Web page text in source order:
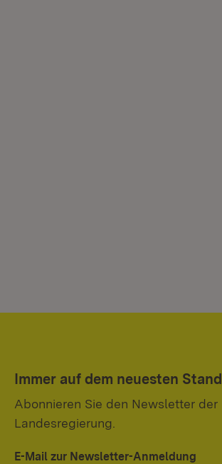
Immer auf dem neuesten Stand
Abonnieren Sie den Newsletter der
Landesregierung.
E-Mail zur Newsletter-Anmeldung